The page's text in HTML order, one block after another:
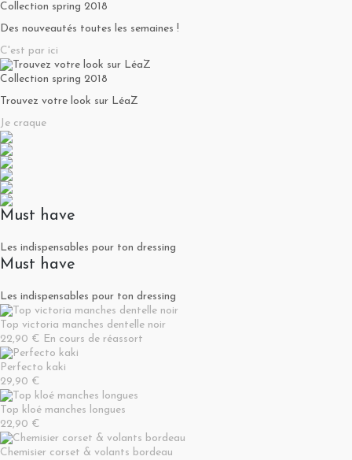
Collection spring 2018
Des nouveautés toutes les semaines !
C'est par ici
Collection spring 2018
Trouvez votre look sur LéaZ
Je craque
Must have
Les indispensables pour ton dressing
Must have
Les indispensables pour ton dressing
Top victoria manches dentelle noir
22,90 € En cours de réassort
Perfecto kaki
29,90 €
Top kloé manches longues
22,90 €
Chemisier corset & volants bordeau